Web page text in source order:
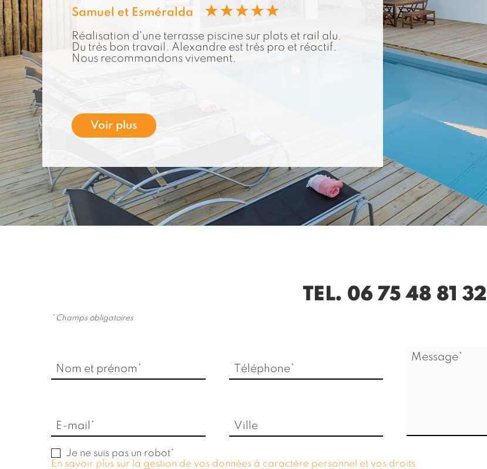
Samuel et Esméralda
Réalisation d'une terrasse piscine sur plots et rail alu.
Du très bon travail. Alexandre est très pro et réactif.
Nous recommandons vivement.
Voir plus
TEL. 06 75 48 81 32
* Champs obligatoires
Nom et prénom* Téléphone*
E-mail* Ville
Message*
Je ne suis pas un robot*
En savoir plus sur la gestion de vos données à caractère personnel et vos droits